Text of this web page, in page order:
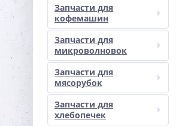
Запчасти для
кофемашин
Запчасти для
микроволновок
Запчасти для
мясорубок
Запчасти для
хлебопечек